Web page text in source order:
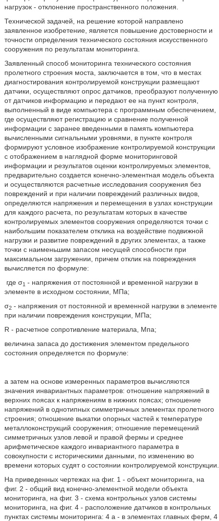
нагрузок - отклонение пространственного положения.
Технической задачей, на решение которой направлено
заявленное изобретение, является повышение достоверности и
точности определения технического состояния искусственного
сооружения по результатам мониторинга.
Заявленный способ мониторинга технического состояния
пролетного строения моста, заключается в том, что в местах
диагностирования контролируемой конструкции размещают
датчики, осуществляют опрос датчиков, преобразуют полученную
от датчиков информацию и передают ее на пункт контроля,
выполненный в виде компьютера с программным обеспечением,
где осуществляют регистрацию и сравнение полученной
информации с заранее введенными в память компьютера
вычисленными сигнальными уровнями, в пункте контроля
формируют условное изображение контролируемой конструкции
с отображением в наглядной форме мониторинговой
информации и результатов оценки контролируемых элементов,
предварительно создается конечно-элементная модель объекта
и осуществляются расчетные исследования сооружения без
повреждений и при наличии повреждений различных видов,
определяются напряжения и перемещения в узлах конструкции
для каждого расчета, по результатам которых в качестве
контролируемых элементов сооружения определяются точки с
наибольшим показателем отклика на воздействие подвижной
нагрузки и развитие повреждений в других элементах, а также
точки с наименьшим запасом несущей способности при
максимальном загружении, причем отклик на повреждения
вычисляется по формуле:
где σ1 - напряжения от постоянной и временной нагрузки в
элементе в исходном состоянии, МПа;
σ2- напряжения от постоянной и временной нагрузки в элементе
при наличии повреждения конструкции, МПа;
R - расчетное сопротивление материала, Мпа;
величина запаса до достижения элементом предельного
состояния определяется по формуле:
а затем на основе измеренных параметров вычисляются
значения инвариантных параметров: отношение напряжений в
верхних поясах к напряжениям в нижних поясах; отношение
напряжений в однотипных симметричных элементах пролетного
строения; отношение выкатки опорных частей к температуре
металлоконструкций сооружения; отношение перемещений
симметричных узлов левой и правой фермы и среднее
арифметическое каждого инвариантного параметра в
совокупности с историческими данными, по изменению во
времени которых судят о состоянии контролируемой конструкции.
На приведенных чертежах на фиг. 1 - объект мониторинга, на
фиг. 2 - общий вид конечно-элементной модели объекта
мониторинга, на фиг. 3 - схема контрольных узлов системы
мониторинга, на фиг. 4 - расположение датчиков в контрольных
пунктах системы мониторинга: 4 а - в элементах главных ферм, 4